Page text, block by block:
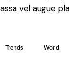
vel augue
Trends World